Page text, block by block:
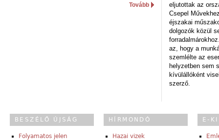
Tovább
eljutottak az
Csepel
éjszakai
dolgozók közül
az, hogy a
szemlélte az
helyzetben sem
kívülállóként
szerző.
BESZÉLŐ ÚJSÁG
Folyamatos jelen
HÍRMONDÓ
Hazai vizek
E-